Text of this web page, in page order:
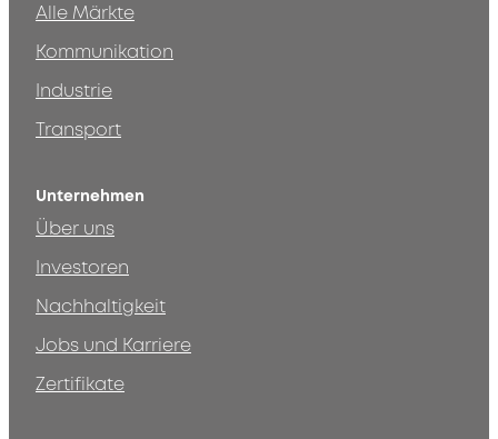
Alle Märkte
Kommunikation
Industrie
Transport
Unternehmen
Über uns
Investoren
Nachhaltigkeit
Jobs und Karriere
Zertifikate